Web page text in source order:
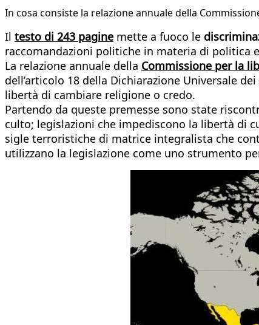
In cosa consiste la relazione annuale della
Il testo di 243 pagine mette a fuoco le
raccomandazioni politiche in materia di politica
La relazione annuale della Commissione per la
dell’articolo 18 della Dichiarazione Universale
libertà di cambiare religione o credo.
Partendo da queste premesse sono state
culto; legislazioni che impediscono la libertà di
sigle terroristiche di matrice integralista che
utilizzano la legislazione come uno strumento